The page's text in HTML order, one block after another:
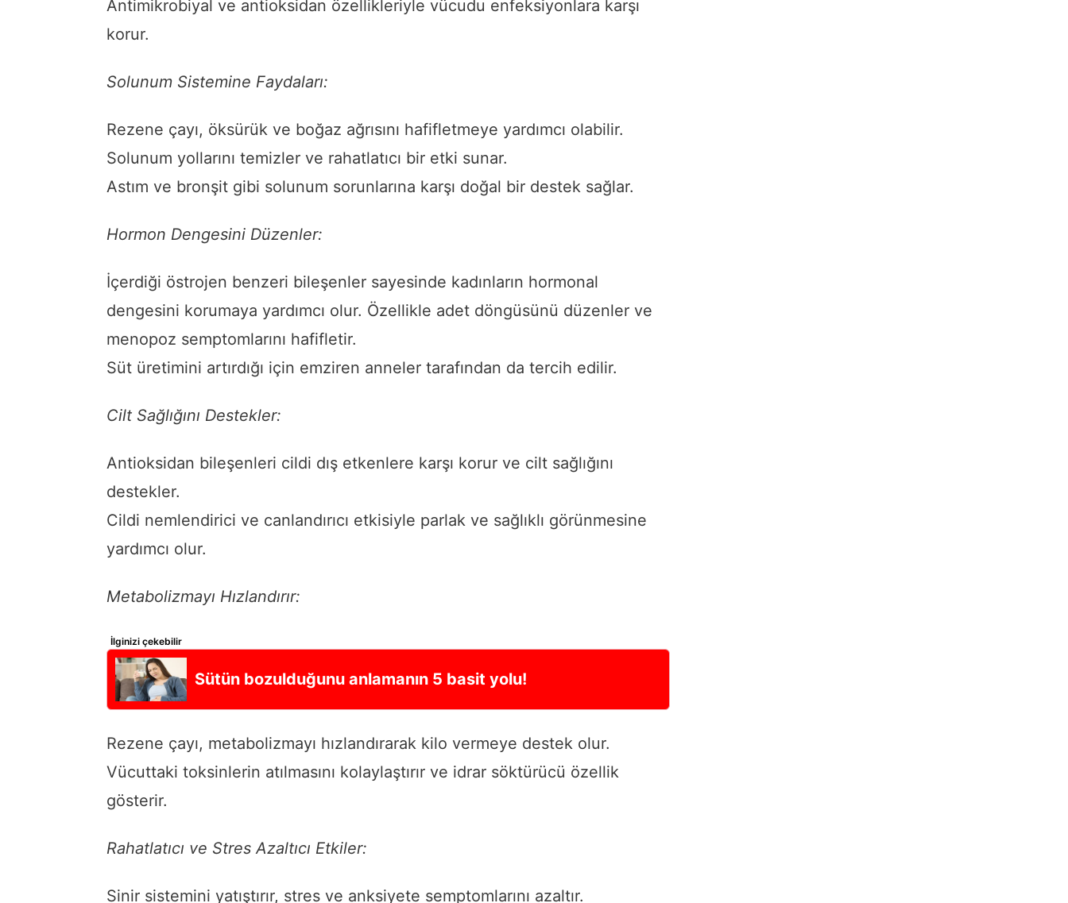
Antimikrobiyal ve antioksidan özellikleriyle vücudu enfeksiyonlara karşı
korur.
Solunum Sistemine Faydaları:
Rezene çayı, öksürük ve boğaz ağrısını hafifletmeye yardımcı olabilir.
Solunum yollarını temizler ve rahatlatıcı bir etki sunar.
Astım ve bronşit gibi solunum sorunlarına karşı doğal bir destek sağlar.
Hormon Dengesini Düzenler:
İçerdiği östrojen benzeri bileşenler sayesinde kadınların hormonal
dengesini korumaya yardımcı olur. Özellikle adet döngüsünü düzenler ve
menopoz semptomlarını hafifletir.
Süt üretimini artırdığı için emziren anneler tarafından da tercih edilir.
Cilt Sağlığını Destekler:
Antioksidan bileşenleri cildi dış etkenlere karşı korur ve cilt sağlığını
destekler.
Cildi nemlendirici ve canlandırıcı etkisiyle parlak ve sağlıklı görünmesine
yardımcı olur.
Metabolizmayı Hızlandırır:
İlginizi çekebilir
Sütün bozulduğunu anlamanın 5 basit yolu!
Rezene çayı, metabolizmayı hızlandırarak kilo vermeye destek olur.
Vücuttaki toksinlerin atılmasını kolaylaştırır ve idrar söktürücü özellik
gösterir.
Rahatlatıcı ve Stres Azaltıcı Etkiler:
Sinir sistemini yatıştırır, stres ve anksiyete semptomlarını azaltır.